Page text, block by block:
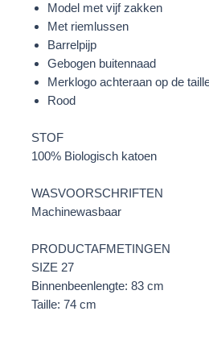
Model met vijf zakken
Met riemlussen
Barrelpijp
Gebogen buitennaad
Merklogo achteraan op de
Rood
STOF
100% Biologisch katoen
WASVOORSCHRIFTEN
Machinewasbaar
PRODUCTAFMETINGEN
SIZE 27
Binnenbeenlengte: 83 cm
Taille: 74 cm